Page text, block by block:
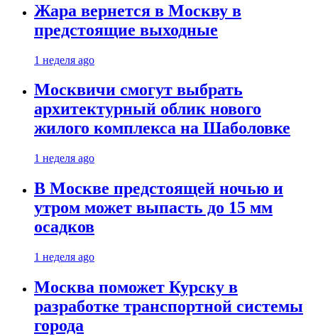
Жара вернется в Москву в
предстоящие выходные
1 неделя ago
Москвичи смогут выбрать
архитектурный облик нового
жилого комплекса на Шаболовке
1 неделя ago
В Москве предстоящей ночью и
утром может выпасть до 15 мм
осадков
1 неделя ago
Москва поможет Курску в
разработке транспортной системы
города